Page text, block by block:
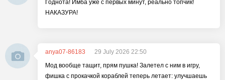
Годнота! Имба уже с первых минут, реально топчик!
НАКАЗУРА!
anya07-86183
29 July 2026 22:50
Мод вообще тащит, прям пушка! Залетел с ним в игру,
фишка с прокачкой кораблей теперь летает: улучшаешь